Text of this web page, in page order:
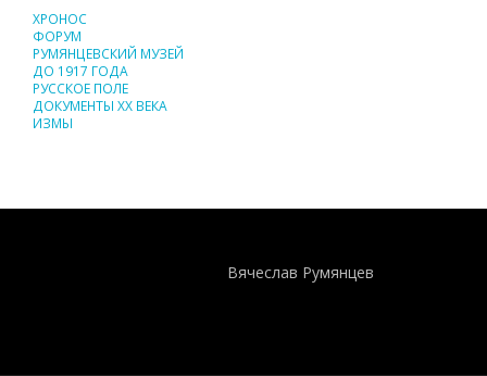
ХРОНОС
ФОРУМ
РУМЯНЦЕВСКИЙ МУЗЕЙ
ДО 1917 ГОДА
РУССКОЕ ПОЛЕ
ДОКУМЕНТЫ XX ВЕКА
ИЗМЫ
Вячеслав Румянцев